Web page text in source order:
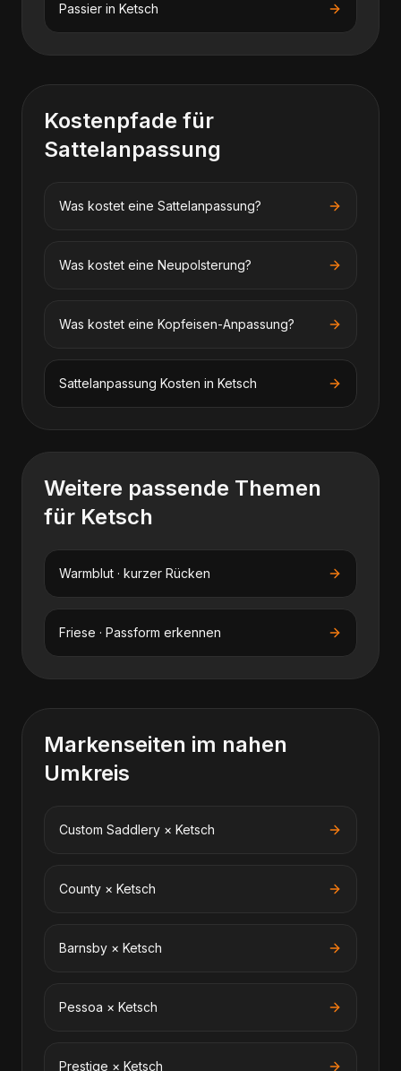
Passier in Ketsch
Kostenpfade für
Sattelanpassung
Was kostet eine Sattelanpassung?
Was kostet eine Neupolsterung?
Was kostet eine Kopfeisen-Anpassung?
Sattelanpassung Kosten in Ketsch
Weitere passende Themen
für Ketsch
Warmblut · kurzer Rücken
Friese · Passform erkennen
Markenseiten im nahen
Umkreis
Custom Saddlery × Ketsch
County × Ketsch
Barnsby × Ketsch
Pessoa × Ketsch
Prestige × Ketsch